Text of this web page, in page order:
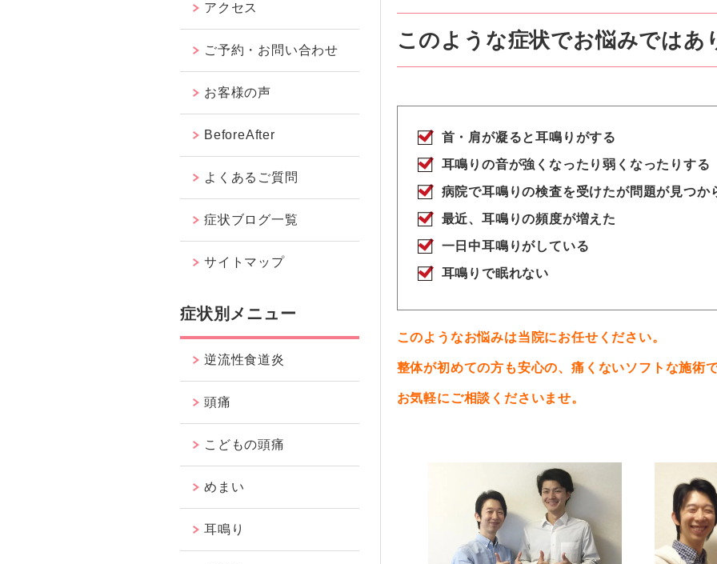
このような症状でお悩みではあ
首・肩が凝ると耳鳴りがする
耳鳴りの音が強くなったり弱くなったりする
病院で耳鳴りの検査を受けたが問題が見つか
最近、耳鳴りの頻度が増えた
一日中耳鳴りがしている
耳鳴りで眠れない
このようなお悩みは当院にお任せください。
整体が初めての方も安心の、痛くないソフトな施術
お気軽にご相談くださいませ。
アクセス
ご予約・お問い合わせ
お客様の声
BeforeAfter
よくあるご質問
症状ブログ一覧
サイトマップ
症状別メニュー
逆流性食道炎
頭痛
こどもの頭痛
めまい
耳鳴り